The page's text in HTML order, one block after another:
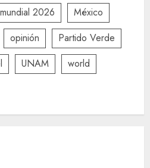
mundial 2026
México
opinión
Partido Verde
UNAM
world